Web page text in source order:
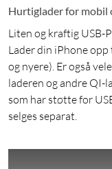
Hurtiglader for mobil
Liten og kraftig USB-
Lader din iPhone
og nyere). Er også
laderen og andre QI-
som har støtte for
selges separat.